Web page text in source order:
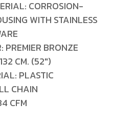
CORROSION-
WITH STAINLESS
PREMIER BRONZE
CM. (52")
PLASTIC
CHAIN
CFM